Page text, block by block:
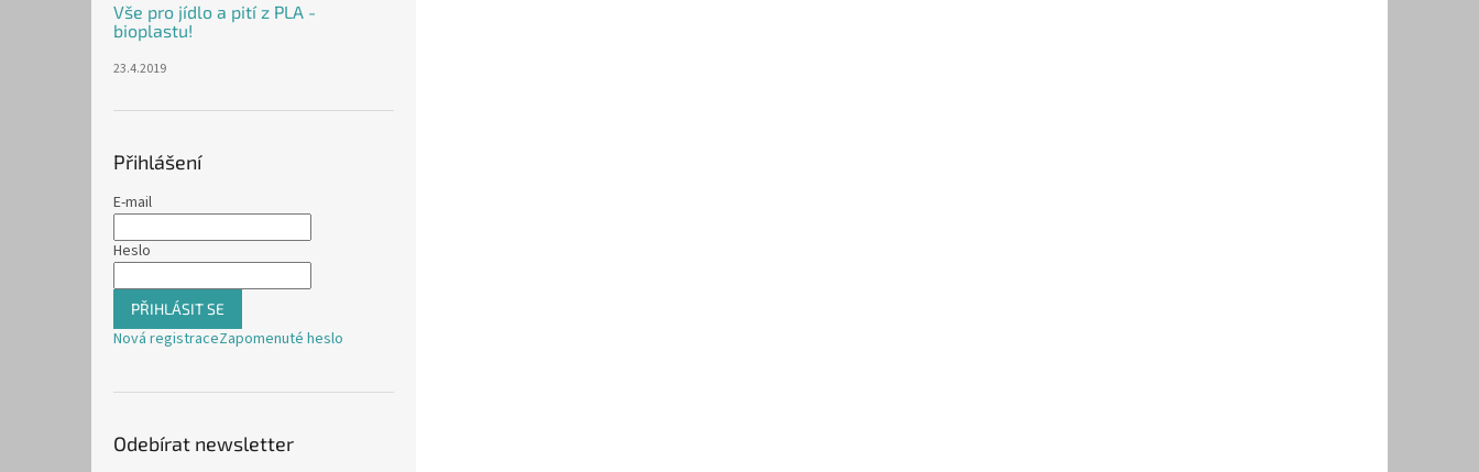
Vše pro jídlo a pití z PLA -
bioplastu!
23.4.2019
Přihlášení
E-mail
Heslo
PŘIHLÁSIT SE
Nová registraceZapomenuté heslo
Odebírat newsletter